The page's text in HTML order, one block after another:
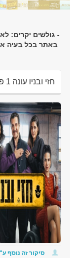
- גולשים יקרים:
באתר בכל בעיה או
חזי ובניו עונה 1 פרק 14 להורדה ולצפיה ישירה
סיקור זה נוסף